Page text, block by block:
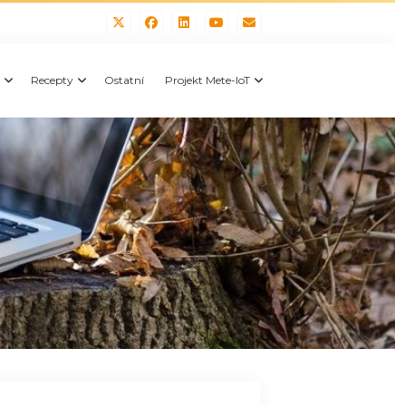
Recepty Ostatní Projekt Mete-IoT